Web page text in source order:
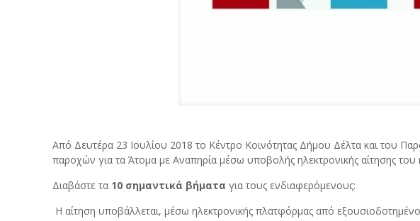
Από Δευτέρα 23 Ιουλίου 2018 το Κέντρο Κοινότητας Δήμου Δέλτα και του
παροχών για τα Άτομα με Αναπηρία μέσω υποβολής ηλεκτρονικής αίτησης
Διαβάστε τα 10 σημαντικά βήματα για τους ενδιαφερόμενους:
Η αίτηση υποβάλλεται, μέσω ηλεκτρονικής πλατφόρμας από